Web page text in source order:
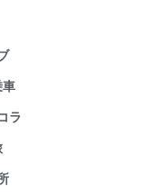
車
ラ